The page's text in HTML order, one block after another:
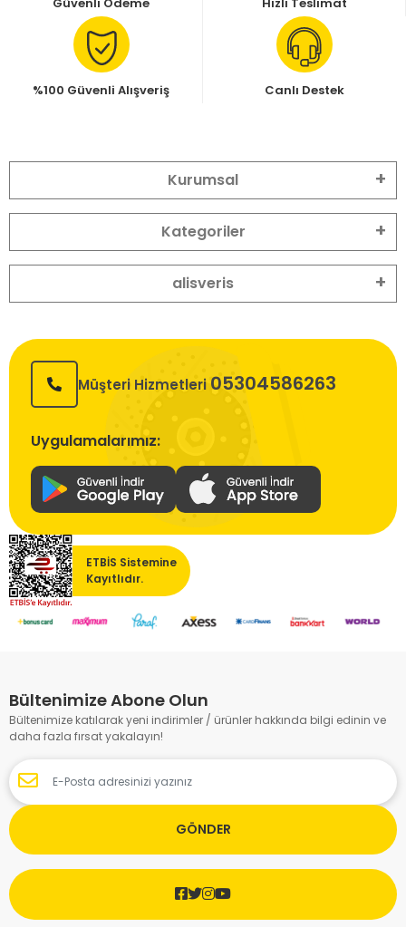
%100 Güvenli Alışveriş Canlı Destek
Kurumsal
Kategoriler
alisveris
Müşteri Hizmetleri 05304586263
Uygulamalarımız:
ETBİS Sistemine
Kayıtlıdır.
Bültenimize Abone Olun
Bültenimize katılarak yeni indirimler / ürünler hakkında bilgi edinin ve
daha fazla fırsat yakalayın!
GÖNDER